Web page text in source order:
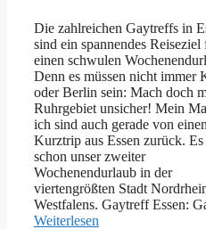
Die zahlreichen Gaytreffs in
sind ein spannendes Reiseziel
einen schwulen
Denn es müssen nicht immer
oder Berlin sein: Mach doch
Ruhrgebiet unsicher! Mein
ich sind auch gerade von
Kurztrip aus Essen zurück.
schon unser zweiter
Wochenendurlaub in der
viertengrößten Stadt
Westfalens. Gaytreff Essen:
Weiterlesen